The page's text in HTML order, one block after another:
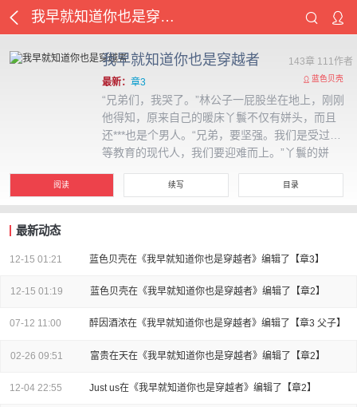
我早就知道你也是穿越者
我早就知道你也是穿越者
143章 111作者
最新： 章3 蓝色贝壳
“兄弟们，我哭了。”林公子一屁股坐在地上，刚刚
他得知，原来自己的暖床丫鬟不仅有姘头，而且
还***也是个男人。“兄弟，要坚强。我们是受过高
等教育的现代人，我们要迎难而上。”丫鬟的姘
头，林三说。“注意你的身份，狗奴才。”林公子悲
愤地踹了他一脚。“嚯，天残
阅读 续写 目录
最新动态
12-15 01:21 蓝色贝壳在《我早就知道你也是穿越者》编辑了【章3】
12-15 01:19 蓝色贝壳在《我早就知道你也是穿越者》编辑了【章2】
07-12 11:00 醉因酒浓在《我早就知道你也是穿越者》编辑了【章3 父子】
02-26 09:51 富贵在天在《我早就知道你也是穿越者》编辑了【章2】
12-04 22:55 Just us在《我早就知道你也是穿越者》编辑了【章2】